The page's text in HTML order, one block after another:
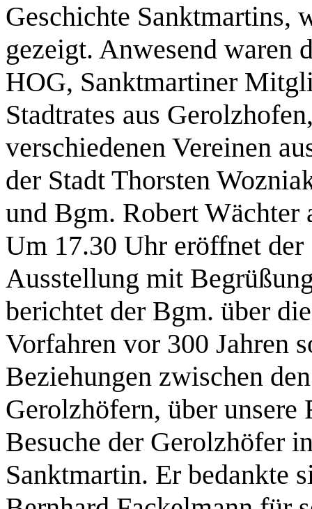
Geschichte Sanktmartins,
gezeigt. Anwesend waren
HOG, Sanktmartiner
Stadtrates aus
verschiedenen Vereinen
der Stadt Thorsten
und Bgm. Robert Wächter
Um 17.30 Uhr eröffnet
Ausstellung mit
berichtet der Bgm. über
Vorfahren vor 300 Jahren
Beziehungen zwischen
Gerolzhöfern, über unsere
Besuche der Gerolzhöfer
Sanktmartin. Er bedankte